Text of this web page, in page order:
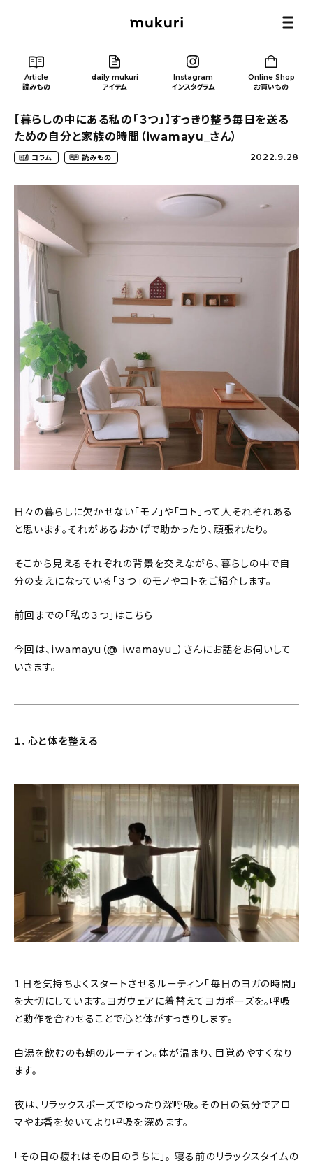
Article
読みもの
daily mukuri
アイテム
Instagram
インスタグラム
Online Shop
お買いもの
Article/ 読みもの
カテゴリー一覧
新着記事
人気の記事
おすすめの記事
コラム
インテリア
キッチン
収納/掃除
人気の記事
おすすめの記事
インテリア
キッチン
ギフト
キッズ
会社概要
プライバシーポリシー
【暮らしの中にある私の「３つ」】すっきり整う毎日を送る
ための自分と家族の時間（iwamayu_さん）
コラム 読みもの 2022.9.28
日々の暮らしに欠かせない「モノ」や「コト」って人それぞれある
と思います。それがあるおかげで助かったり、頑張れたり。
そこから見えるそれぞれの背景を交えながら、暮らしの中で自
分の支えになっている「３つ」のモノやコトをご紹介します。
前回までの「私の３つ」はこちら
今回は、iwamayu（@ iwamayu_）さんにお話をお伺いして
いきます。
１．心と体を整える
１日を気持ちよくスタートさせるルーティン「毎日のヨガの時間」
を大切にしています。ヨガウェアに着替えてヨガポーズを。呼吸
と動作を合わせることで心と体がすっきりします。
白湯を飲むのも朝のルーティン。体が温まり、目覚めやすくなり
ます。
夜は、リラックスポーズでゆったり深呼吸。その日の気分でアロ
マやお香を焚いてより呼吸を深めます。
「その日の疲れはその日のうちに」。 寝る前のリラックスタイムの